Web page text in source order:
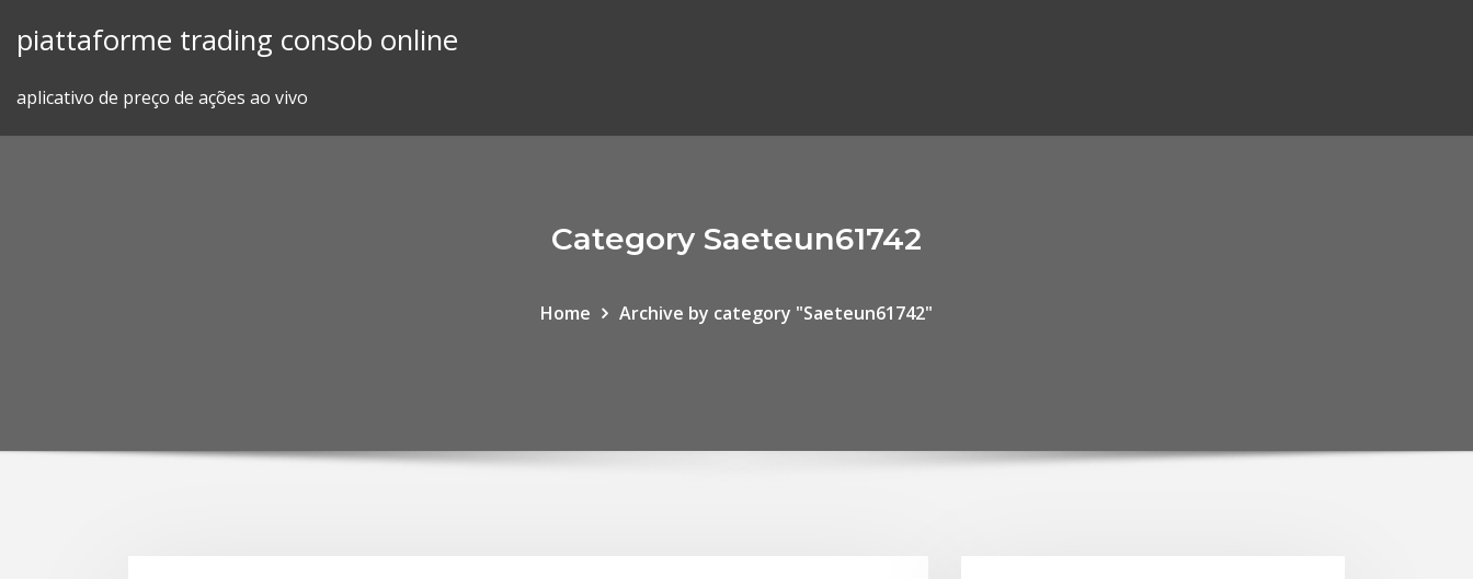
piattaforme trading consob online
aplicativo de preço de ações ao vivo
Category Saeteun61742
Home Archive by category "Saeteun61742"